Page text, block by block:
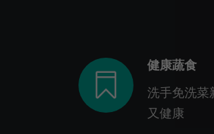
健康蔬食
洗手免洗菜
又健康